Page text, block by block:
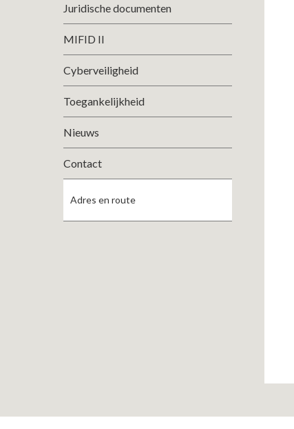
Juridische documenten
MIFID II
Cyberveiligheid
Toegankelijkheid
Nieuws
Contact
Adres en route